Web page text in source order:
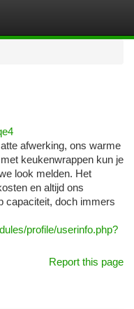
afwerking, ons warme
keukenwrappen kun je
look melden. Het
en altijd ons
capaciteit, doch immers
profile/userinfo.php?
Report this page